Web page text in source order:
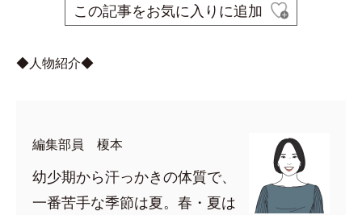
この記事をお気に入りに追加
◆人物紹介◆
編集部員 榎本
幼少期から汗っかきの体質で、
一番苦手な季節は夏。春・夏は